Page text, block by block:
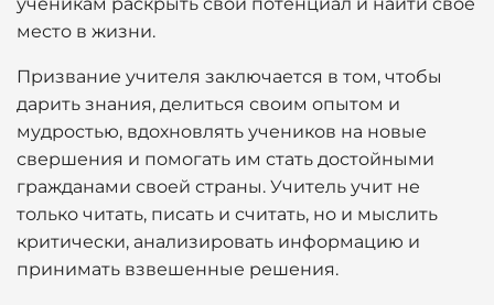
место в жизни.
Призвание учителя заключается в том, чтобы
дарить знания, делиться своим опытом и
мудростью, вдохновлять учеников на новые
свершения и помогать им стать достойными
гражданами своей страны. Учитель учит не
только читать, писать и считать, но и мыслить
критически, анализировать информацию и
принимать взвешенные решения.